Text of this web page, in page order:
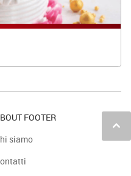
keyboard_arrow_up
FOOTER
siamo